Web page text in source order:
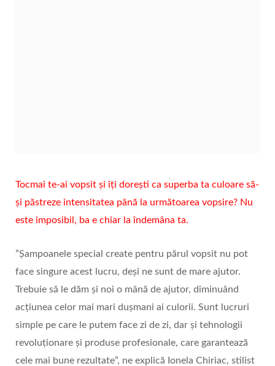
Tocmai te-ai vopsit și îți dorești ca superba ta culoare să-
și păstreze intensitatea până la următoarea vopsire? Nu
este imposibil, ba e chiar la îndemâna ta.
”Șampoanele special create pentru părul vopsit nu pot
face singure acest lucru, deși ne sunt de mare ajutor.
Trebuie să le dăm și noi o mână de ajutor, diminuând
acțiunea celor mai mari dușmani ai culorii. Sunt lucruri
simple pe care le putem face zi de zi, dar și tehnologii
revoluționare și produse profesionale, care garantează
cele mai bune rezultate”, ne explică Ionela Chiriac, stilist